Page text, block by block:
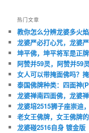
热门文章
教你怎么分辨龙婆多火
龙婆严必打心咒，龙婆
坤平佛，坤平将军是正
阿赞并59灵，阿赞并59
女人可以带掩面佛吗？
泰国佛牌种类：四面神
龙婆禅南四面佛，龙婆
龙婆培2515狮子座崇迪
老女王佛牌，女王佛牌
龙婆碰2516自身 镀金版